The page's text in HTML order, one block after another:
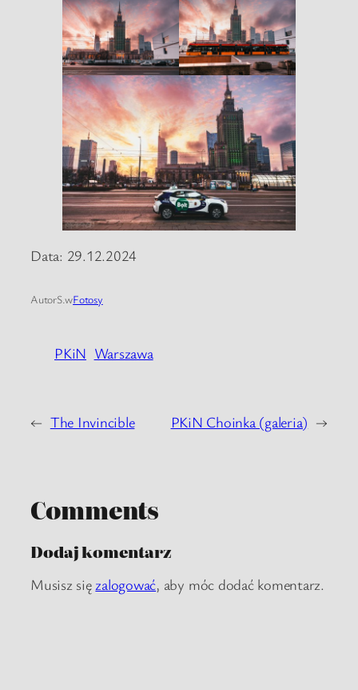
Data: 29.12.2024
AutorS.wFotosy
PKiN Warszawa
← The Invincible PKiN Choinka (galeria) →
Comments
Dodaj komentarz
Musisz sięzalogować, aby móc dodać komentarz.